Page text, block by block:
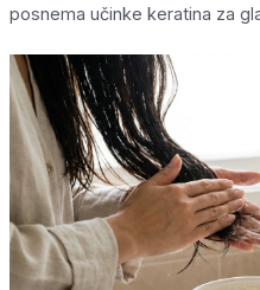
posnema učinke keratina za